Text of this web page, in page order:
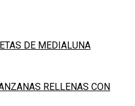
DE MEDIALUNA
RELLENAS CON